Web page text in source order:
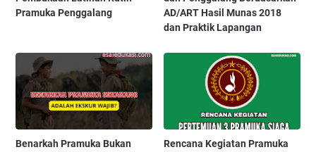
Pramuka Penggalang
AD/ART Hasil Munas 2018
dan Praktik Lapangan
Benarkah Pramuka Bukan
Rencana Kegiatan Pramuka